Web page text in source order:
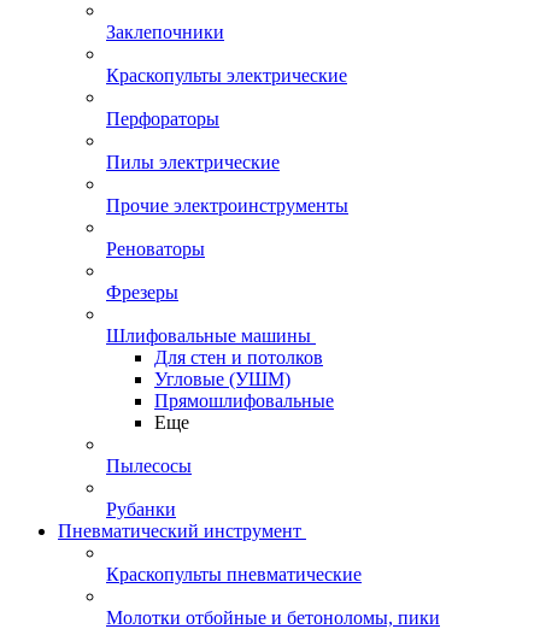
Заклепочники
Краскопульты электрические
Перфораторы
Пилы электрические
Прочие электроинструменты
Реноваторы
Фрезеры
Шлифовальные машины
Для стен и потолков
Угловые (УШМ)
Прямошлифовальные
Еще
Пылесосы
Рубанки
Пневматический инструмент
Краскопульты пневматические
Молотки отбойные и бетоноломы, пики